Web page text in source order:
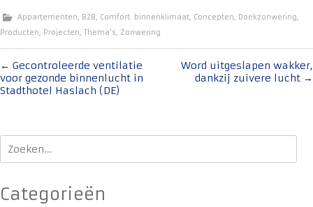
Appartementen, B2B, Comfort. binnenklimaat, Concepten, Doekzonwering,
Producten, Projecten, Thema's, Zonwering
Bericht
navigatie
← Gecontroleerde ventilatie
voor gezonde binnenlucht in
Stadthotel Haslach (DE)
Word uitgeslapen wakker,
dankzij zuivere lucht →
Zoeken
naar:
Categorieën